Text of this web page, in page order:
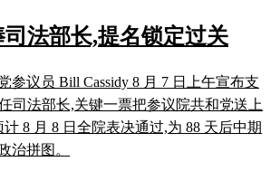
司法部长,提名锁定过关
参议员 Bill Cassidy 8 月 7 日上午宣布支
司法部长,关键一票把参议院共和党送上
8 月 8 日全院表决通过,为 88 天后中期
治拼图。